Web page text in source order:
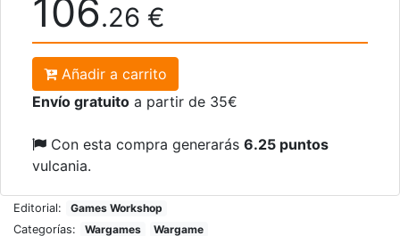
106.26 €
Añadir a carrito
Envío gratuito a partir de 35€
Con esta compra generarás 6.25 puntos
vulcania.
Editorial:
Games Workshop
Categorías:
Wargames Wargame